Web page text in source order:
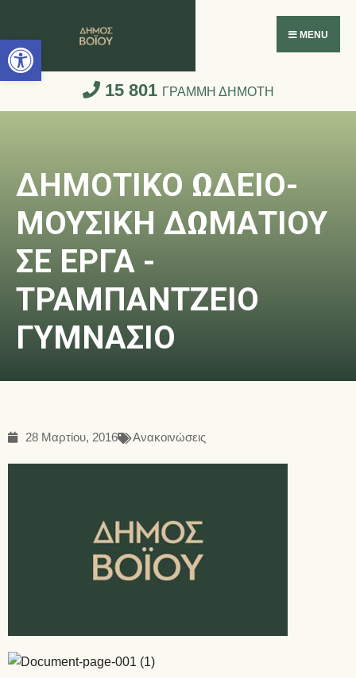
Ανοίξτε τη γραμμή εργαλείων
MENU
15 801 ΓΡΑΜΜΗ ΔΗΜΟΤΗ
ΔΗΜΟΤΙΚΟ ΩΔΕΙΟ-
ΜΟΥΣΙΚΗ ΔΩΜΑΤΙΟΥ
ΣΕ ΕΡΓΑ -
ΤΡΑΜΠΑΝΤΖΕΙΟ
ΓΥΜΝΑΣΙΟ
28 Μαρτίου, 2016 Ανακοινώσεις